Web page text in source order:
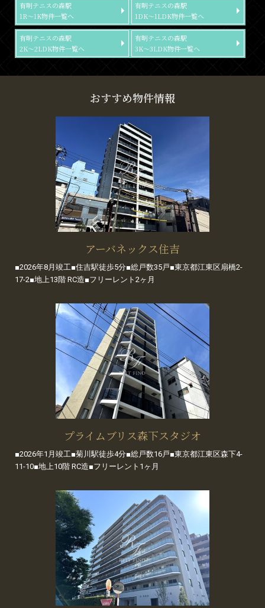
有明テニスの森駅
1R～1K物件一覧へ
有明テニスの森駅
1DK～1LDK物件一覧へ
有明テニスの森駅
2K～2LDK物件一覧へ
有明テニスの森駅
3K～3LDK物件一覧へ
おすすめ物件情報
アーバネックス住吉
■2026年8月竣工■住吉駅徒歩5分■総戸数35戸■東京都江東区扇橋2-
17-2■地上13階 RC造■フリーレント2ヶ月
プライムブリス森下スタジオ
■2026年1月竣工■菊川駅徒歩4分■総戸数16戸■東京都江東区森下4-
11-10■地上10階 RC造■フリーレント1ヶ月